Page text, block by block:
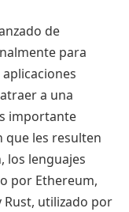
de
para
a una
importante
que les resulten
los lenguajes
por Ethereum,
Rust, utilizado por